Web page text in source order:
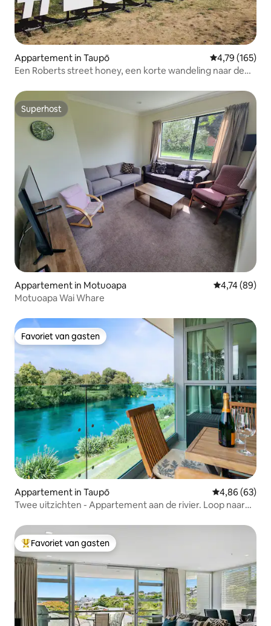
Appartement in Taupō Gemiddelde
4,79 (165)
Een Roberts street honey, een korte wandeling naar de
Superhost
Superhost
Appartement in Motuoapa Gemiddelde
4,74 (89)
Motuoapa Wai Whare
Favoriet van gasten
Favoriet van gasten
Appartement in Taupō Gemiddelde
4,86 (63)
Twee uitzichten - Appartement aan de rivier. Loop naar
Topfavoriet van gasten
Favoriet van gasten